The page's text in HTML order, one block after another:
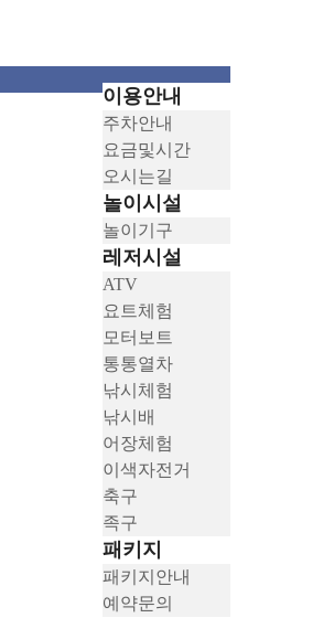
이용안내
주차안내
요금및시간
오시는길
놀이시설
놀이기구
레저시설
ATV
요트체험
모터보트
통통열차
낚시체험
낚시배
어장체험
이색자전거
축구
족구
패키지
패키지안내
예약문의